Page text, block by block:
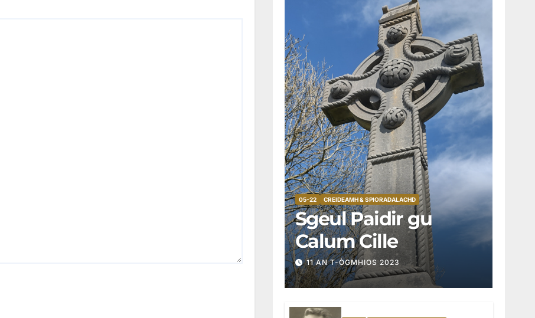
05-22 CREIDEAMH & SPIORADALACHD
Sgeul Paidir gu
Calum Cille
11 AN T-ÒGMHIOS 2023